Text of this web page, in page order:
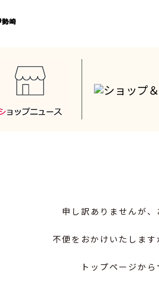
申し訳ありませんが、
不便をおかけいたします
トップページか